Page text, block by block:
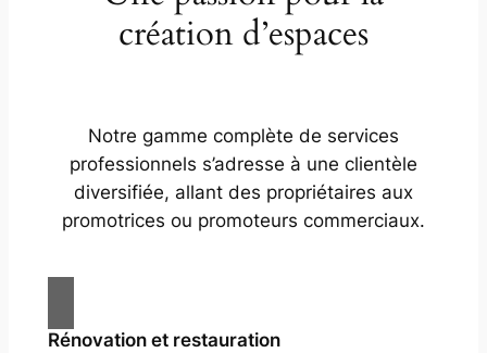
création d’espaces
Notre gamme complète de services
professionnels s’adresse à une clientèle
diversifiée, allant des propriétaires aux
promotrices ou promoteurs commerciaux.
Rénovation et restauration